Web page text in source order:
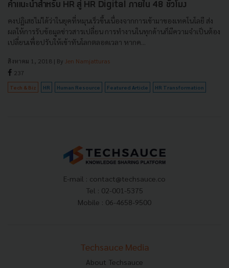
คำแนะนำสำหรับ HR สู่ HR Digital ภายใน 48 ชั่วโมง
คงปฏิเสธไม่ได้ว่าในยุคที่หมุนเร็วขึ้นเนื่องจากการเข้ามาของเทคโนโลยี ส่ง
ผลให้การรับข้อมูลข่าวสารเปลี่ยน การทำงานในทุกด้านก็มีความจำเป็นต้อง
เปลี่ยนเพื่อปรับให้เข้าทันโลกตลอดเวลา หากค...
สิงหาคม 1, 2018 | By Jen Namjatturas
237
Tech & Biz HR Human Resource Featured Article HR Transformation
E-mail : contact@techsauce.co
Tel : 02-001-5375
Mobile : 06-4658-9500
Techsauce Media
About Techsauce